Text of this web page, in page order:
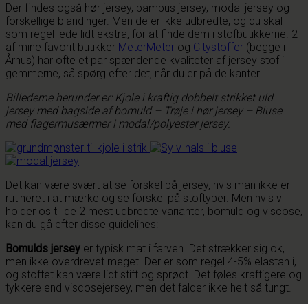
Der findes også hør jersey, bambus jersey, modal jersey og
forskellige blandinger. Men de er ikke udbredte, og du skal
som regel lede lidt ekstra, for at finde dem i stofbutikkerne. 2
af mine favorit butikker MeterMeter og Citystoffer (begge i
Århus) har ofte et par spændende kvaliteter af jersey stof i
gemmerne, så spørg efter det, når du er på de kanter.
Billederne herunder er: Kjole i kraftig dobbelt strikket uld
jersey med bagside af bomuld – Trøje i hør jersey – Bluse
med flagermusærmer i modal/polyester jersey.
Det kan være svært at se forskel på jersey, hvis man ikke er
rutineret i at mærke og se forskel på stoftyper. Men hvis vi
holder os til de 2 mest udbredte varianter, bomuld og viscose,
kan du gå efter disse guidelines:
Bomulds jersey er typisk mat i farven. Det strækker sig ok,
men ikke overdrevet meget. Der er som regel 4-5% elastan i,
og stoffet kan være lidt stift og sprødt. Det føles kraftigere og
tykkere end viscosejersey, men det falder ikke helt så tungt.